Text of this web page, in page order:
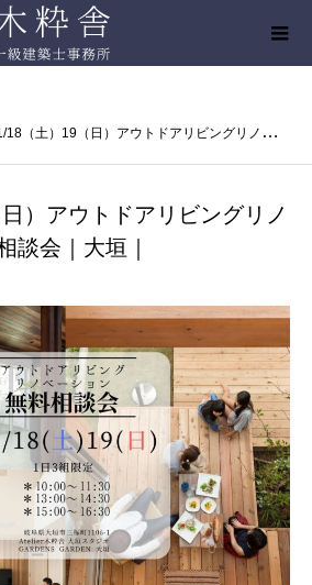
（土）19（日）アウトドアリビングリノベーション無料相談会｜大垣｜
）アウトドアリビングリノ
談会｜大垣｜